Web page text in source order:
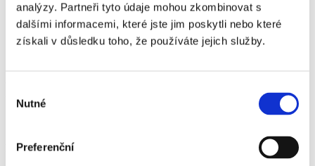
analýzy. Partneři tyto údaje mohou zkombinovat s
dalšími informacemi, které jste jim poskytli nebo které
získali v důsledku toho, že používáte jejich služby.
souhlasu
Nutné
Preferenční
Placky na plac!